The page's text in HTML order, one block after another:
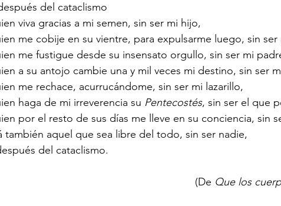
del cataclismo
viva gracias a mi semen, sin ser mi hijo,
me cobije en su vientre, para expulsarme luego, sin ser
me fustigue desde su insensato orgullo, sin ser mi
a su antojo cambie una y mil veces mi destino, sin ser
me rechace, acurrucándome, sin ser mi lazarillo,
haga de mi irreverencia su Pentecostés, sin ser el que
por el resto de sus días me lleve en su conciencia, sin
también aquel que sea libre del todo, sin ser nadie,
del cataclismo.
										(De
Que los